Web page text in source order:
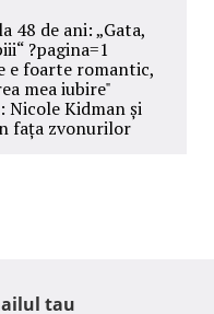
48 de ani: „Gata,
?pagina=1
e foarte romantic,
mea iubire"
Nicole Kidman și
fața zvonurilor
tau